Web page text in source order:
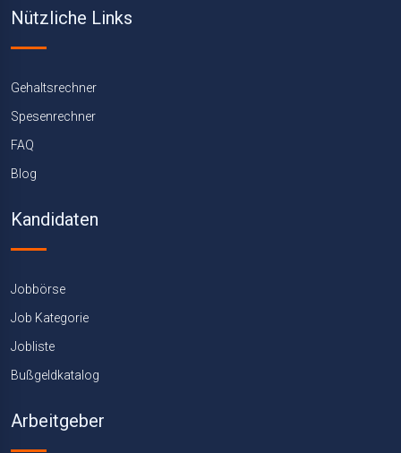
Nützliche Links
Gehaltsrechner
Spesenrechner
FAQ
Blog
Kandidaten
Jobbörse
Job Kategorie
Jobliste
Bußgeldkatalog
Arbeitgeber